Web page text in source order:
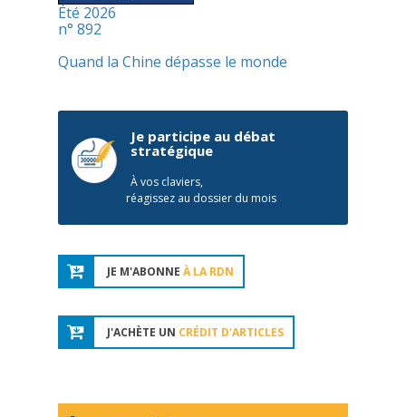
Été 2026
n° 892
Quand la Chine dépasse le monde
Je participe au débat
stratégique
À vos claviers,
réagissez au dossier du mois
JE M'ABONNE À LA RDN
J'ACHÈTE UN CRÉDIT D'ARTICLES